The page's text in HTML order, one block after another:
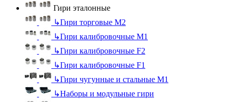
Гири эталонные
↳Гири торговые М2
↳Гири калибровочные М1
↳Гири калибровочные F2
↳Гири калибровочные F1
↳Гири чугунные и стальные М1
↳Наборы и модульные гири